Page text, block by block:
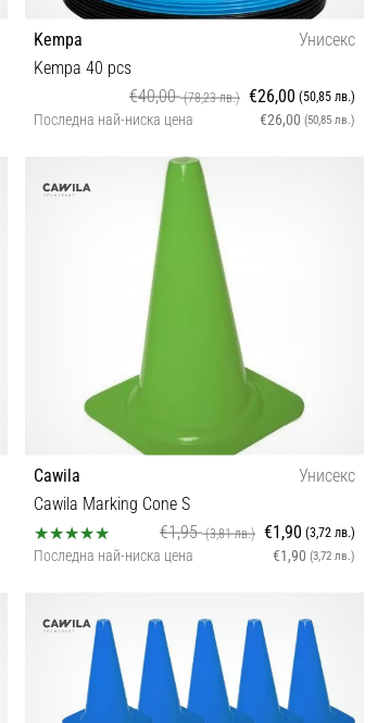
Kempa
Унисекс
Kempa 40 pcs
€40,00(78,23 лв.) €26,00 (50,85 лв.)
Последна най-ниска цена €26,00 (50,85 лв.)
Универсален размер
Cawila Унисекс
Cawila Marking Cone S
€1,95(3,81 лв.) €1,90 (3,72 лв.)
Последна най-ниска цена €1,90 (3,72 лв.)